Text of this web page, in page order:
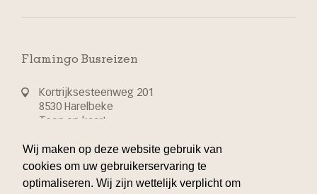
Wij maken op deze website gebruik van
cookies om uw gebruikerservaring te
optimaliseren. Wij zijn wettelijk verplicht om
Flamingo Busreizen
Kortrijksesteenweg 201
8530 Harelbeke
Toon op kaart
T 32 56 70 24 44
info@flamingo-busvakanties.be